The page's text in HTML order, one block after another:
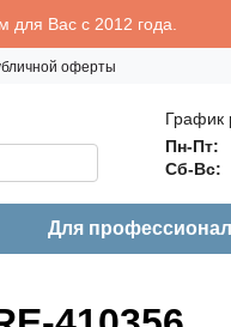
Вас с 2012 года.
оферты
График
Пн-Пт:
Сб-Вс:
Для